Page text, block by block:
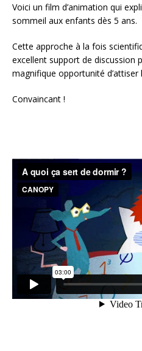
Voici un film d’animation qui
sommeil aux enfants dès 5 ans.
Cette approche à la fois
excellent support de discussion
magnifique opportunité
Convaincant !